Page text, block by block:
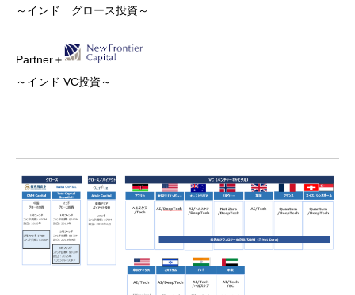
～インド グロース投資～
Partner＋
～インド VC投資～
＋
China Merchants Group（招商局集団）
～中国 グロース投資～
【シンガポール】
＋
Partner＋
＋
＋
～北欧・欧州 VC投資～
Partner＋
Partner＋
Partner＋
～イスラエル VC投資～
～アフリカ VC投資～